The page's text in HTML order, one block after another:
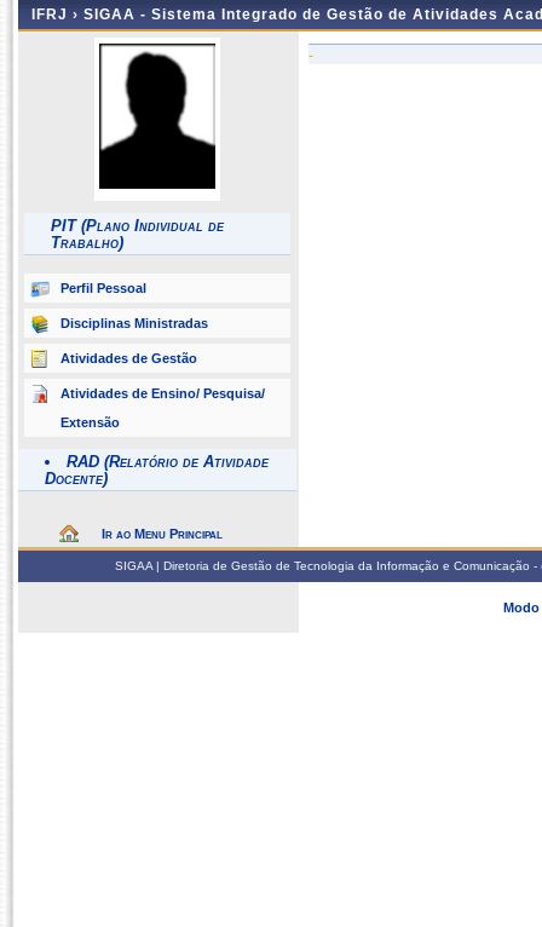
IFRJ › SIGAA - Sistema Integrado de Gestão de Atividades
PIT (Plano Individual de
Trabalho)
Perfil Pessoal
Disciplinas Ministradas
Atividades de Gestão
Atividades de Ensino/ Pesquisa/
Extensão
RAD (Relatório de Atividade
Docente)
Ir ao Menu Principal
-
SIGAA | Diretoria de Gestão de Tecnologia da Informação e
Modo